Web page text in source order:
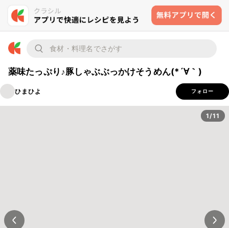
薬味たっぷり♪豚しゃぶぶっかけそうめん(*´∀｀)
ひまひよ フォロー
1/11